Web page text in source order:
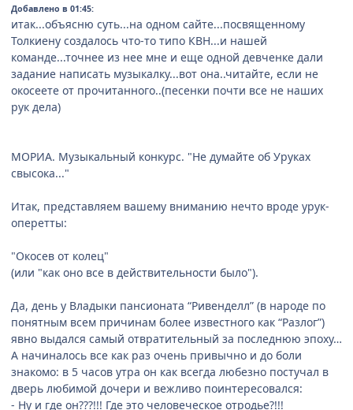
Добавлено в 01:45:
итак...объясню суть...на одном сайте...посвященному
Толкиену создалось что-то типо КВН...и нашей
команде...точнее из нее мне и еще одной девченке дали
задание написать музыкалку...вот она..читайте, если не
окосеете от прочитанного..(песенки почти все не наших
рук дела)
МОРИА. Музыкальный конкурс. "Не думайте об Уруках
свысока..."
Итак, представляем вашему вниманию нечто вроде урук-
оперетты:
"Окосев от колец"
(или "как оно все в действительности было").
Да, день у Владыки пансионата “Ривенделл” (в народе по
понятным всем причинам более известного как “Разлог”)
явно выдался самый отвратительный за последнюю эпоху…
А начиналось все как раз очень привычно и до боли
знакомо: в 5 часов утра он как всегда любезно постучал в
дверь любимой дочери и вежливо поинтересовался:
- Ну и где он???!!! Где это человеческое отродье?!!!